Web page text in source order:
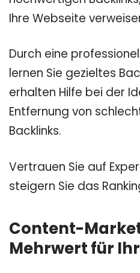
Ihre Webseite
Durch eine
lernen Sie gezieltes
erhalten Hilfe bei der
Entfernung von
Backlinks.
Vertrauen Sie auf
steigern Sie das
Content-
Mehrwert für